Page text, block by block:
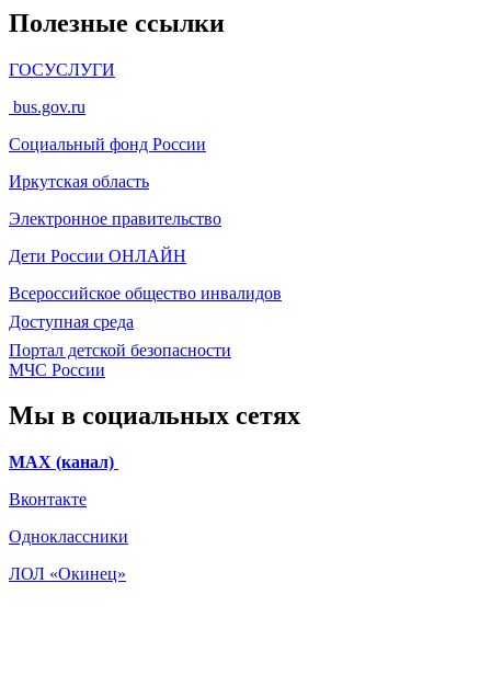
Полезные ссылки
ГОСУСЛУГИ
bus.gov.ru
Социальный фонд России
Иркутская область
Электронное правительство
Дети России ОНЛАЙН
Всероссийское общество инвалидов
Доступная среда
Портал детской безопасности
МЧС России
Мы в социальных сетях
МАХ (канал)
Вконтакте
Одноклассники
ЛОЛ «Окинец»